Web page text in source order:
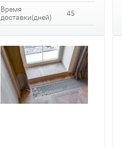
Время
доставки(дней)
45